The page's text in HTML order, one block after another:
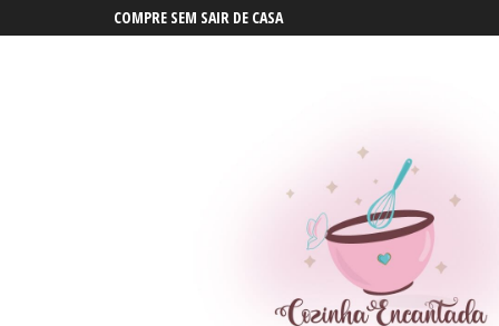
COMPRE SEM SAIR DE CASA